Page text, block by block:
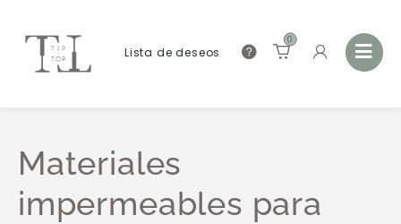
Lista de deseos
0
Materiales
impermeables para